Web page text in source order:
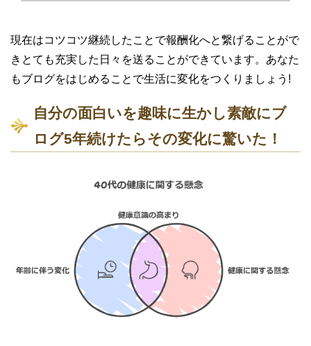
現在はコツコツ継続したことで報酬化へと繋げることがで
きとても充実した日々を送ることができています。あなた
もブログをはじめることで生活に変化をつくりましょう!
自分の面白いを趣味に生かし素敵にブ
ログ5年続けたらその変化に驚いた！